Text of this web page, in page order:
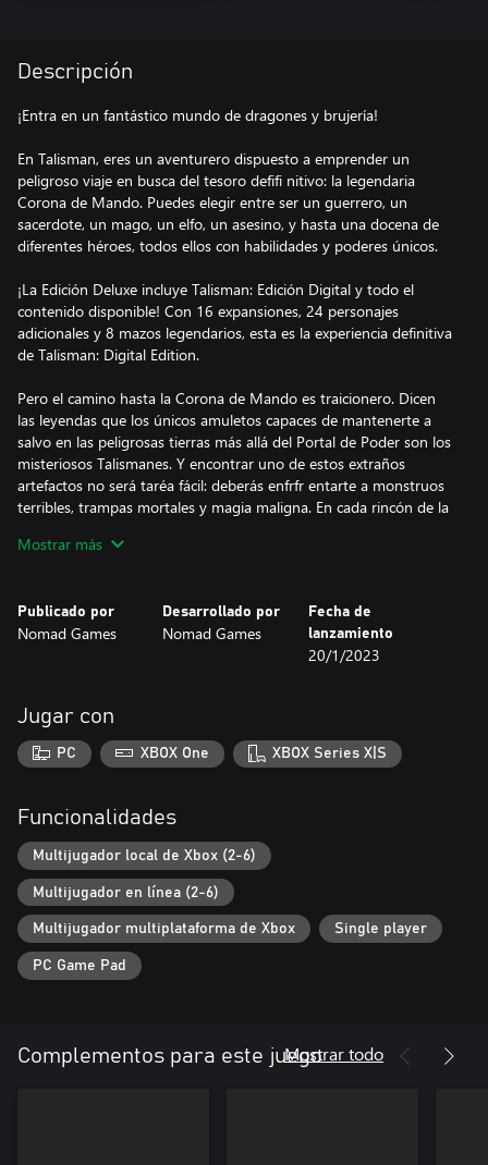
Descripción
¡Entra en un fantástico mundo de dragones y brujería!
En Talisman, eres un aventurero dispuesto a emprender un
peligroso viaje en busca del tesoro defifi nitivo: la legendaria
Corona de Mando. Puedes elegir entre ser un guerrero, un
sacerdote, un mago, un elfo, un asesino, y hasta una docena de
diferentes héroes, todos ellos con habilidades y poderes únicos.
¡La Edición Deluxe incluye Talisman: Edición Digital y todo el
contenido disponible! Con 16 expansiones, 24 personajes
adicionales y 8 mazos legendarios, esta es la experiencia definitiva
de Talisman: Digital Edition.
Pero el camino hasta la Corona de Mando es traicionero. Dicen
las leyendas que los únicos amuletos capaces de mantenerte a
salvo en las peligrosas tierras más allá del Portal de Poder son los
misteriosos Talismanes. Y encontrar uno de estos extraños
artefactos no será taréa fácil: deberás enfrfr entarte a monstruos
terribles, trampas mortales y magia maligna. En cada rincón de la
esperando para derrotarte.
superar a todos tus rivales, llegar hasta la Corona de Mando, y
alcanzar tu glorioso destino.
Mostrar más
Publicado por
Nomad Games
Desarrollado por
Nomad Games
Fecha de
lanzamiento
20/1/2023
Jugar con
PC XBOX One XBOX Series X|S
Funcionalidades
Multijugador local de Xbox (2-6)
Multijugador en línea (2-6)
Multijugador multiplataforma de Xbox Single player
PC Game Pad
Complementos para este juegoMostrar todo